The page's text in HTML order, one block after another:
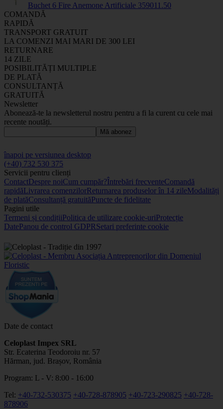
Buchet 6 Fire Anemone Artificiale 359011 .50
COMANDĂ
RAPIDĂ
TRANSPORT GRATUIT
LA COMENZI MAI MARI DE 300 LEI
RETURNARE
14 ZILE
POSIBILITĂȚI MULTIPLE
DE PLATĂ
CONSULTANȚĂ
GRATUITĂ
Newsletter
Abonează-te la newsletterul nostru pentru a fi la curent cu cele mai
recente noutăți.
Mă abonez
înapoi pe versiunea desktop
(+40) 732 530 375
Servicii pentru clienți
ContactDespre noiCum cumpăr?Întrebări frecventeComandă
rapidăLivrarea comenzilorReturnarea produselor în 14 zileModalități
de platăConsultanță gratuităPuncte de fidelitate
Pagini utile
Termeni și condițiiPolitica de utilizare cookie-uriProtecție
DatePanou de control GDPRSetari preferinte cookie
Date de contact
Celoplast Impex SRL
Str. Ecaterina Teodoroiu nr. 57
Hărman, jud. Brașov, România
Program: L - V: 8:00 - 16:00
Tel: +40-732-530375 +40-728-878905 +40-723-290825 +40-728-
878906